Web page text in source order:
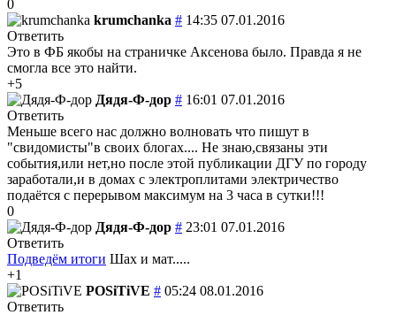
0
krumchanka # 14:35 07.01.2016
Ответить
Это в ФБ якобы на страничке Аксенова было. Правда я не
смогла все это найти.
+5
Дядя-Ф-дор # 16:01 07.01.2016
Ответить
Меньше всего нас должно волновать что пишут в
"свидомисты"в своих блогах.... Не знаю,связаны эти
события,или нет,но после этой публикации ДГУ по городу
заработали,и в домах с электроплитами электричество
подаётся с перерывом максимум на 3 часа в сутки!!!
0
Дядя-Ф-дор # 23:01 07.01.2016
Ответить
Подведём итоги Шах и мат.....
+1
POSiTiVE # 05:24 08.01.2016
Ответить